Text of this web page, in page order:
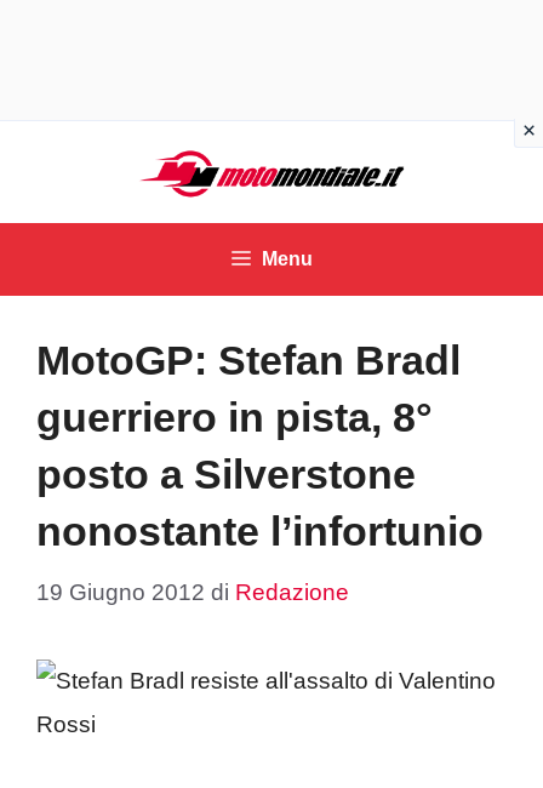
contenuto
Menu
MotoGP: Stefan Bradl
guerriero in pista, 8°
posto a Silverstone
nonostante l’infortunio
19 Giugno 2012 di Redazione